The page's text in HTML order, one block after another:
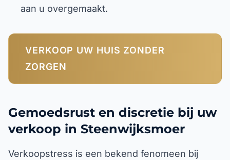
aan u overgemaakt.
VERKOOP UW HUIS ZONDER
ZORGEN
Gemoedsrust en discretie bij uw
verkoop in Steenwijksmoer
Verkoopstress is een bekend fenomeen bij